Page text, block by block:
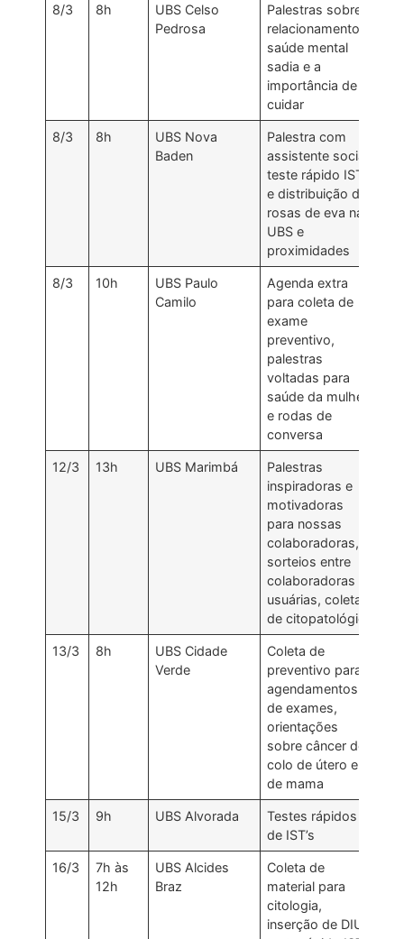
8/3 8h
UBS Celso
Pedrosa
Palestras sobre
relacionamentos,
saúde mental
sadia e a
importância de se
cuidar
8/3 8h
UBS Nova
Baden
Palestra com
assistente social,
teste rápido IST’s
e distribuição de
rosas de eva na
UBS e
proximidades
8/3 10h
UBS Paulo
Camilo
Agenda extra
para coleta de
exame
preventivo,
palestras
voltadas para
saúde da mulher
e rodas de
conversa
12/3 13h UBS Marimbá
Palestras
inspiradoras e
motivadoras
para nossas
colaboradoras,
sorteios entre
colaboradoras e
usuárias, coleta
de citopatológico
13/3 8h
UBS Cidade
Verde
Coleta de
preventivo para
agendamentos
de exames,
orientações
sobre câncer de
colo de útero e
de mama
15/3 9h UBS Alvorada
Testes rápidos
de IST’s
16/3
7h às
12h
UBS Alcides
Braz
Coleta de
material para
citologia,
inserção de DIU,